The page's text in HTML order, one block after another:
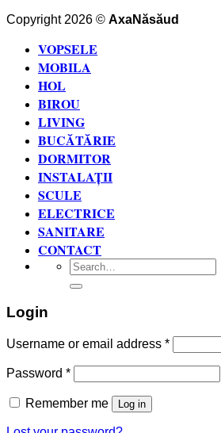
Copyright 2026 © AxaNăsăud
VOPSELE
MOBILA
HOL
BIROU
LIVING
BUCĂTĂRIE
DORMITOR
INSTALAȚII
SCULE
ELECTRICE
SANITARE
CONTACT
Search
for:
Login
Username or email address *
Password *
Remember me Log in